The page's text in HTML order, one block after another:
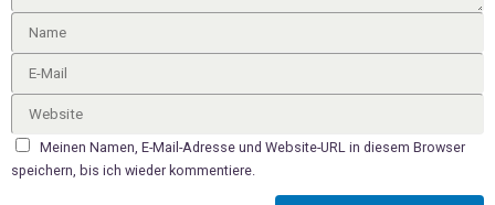
Meinen Namen, E-Mail-Adresse und Website-URL in diesem Browser
speichern, bis ich wieder kommentiere.